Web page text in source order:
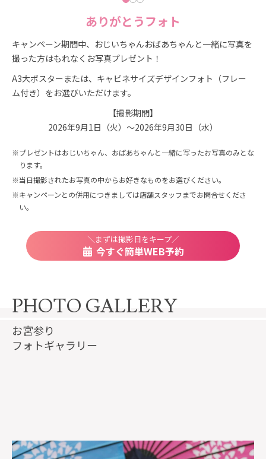
ありがとうフォト
キャンペーン期間中、おじいちゃんおばあちゃんと一緒に写真を
撮った方はもれなくお写真プレゼント！
A3大ポスターまたは、キャビネサイズデザインフォト（フレー
ム付き）をお選びいただけます。
【撮影期間】
2026年9月1日（火）～2026年9月30日（水）
プレゼントはおじいちゃん、おばあちゃんと一緒に写ったお写真のみとな
ります。
当日撮影されたお写真の中からお好きなものをお選びください。
キャンペーンとの併用につきましては店舗スタッフまでお問合せくださ
い。
＼まずは撮影日をキープ／
今すぐ簡単WEB予約
PHOTO GALLERY
お宮参り
フォトギャラリー